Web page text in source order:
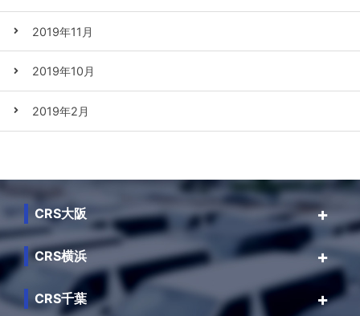
2019年11月
2019年10月
2019年2月
CRS大阪
CRS横浜
CRS千葉